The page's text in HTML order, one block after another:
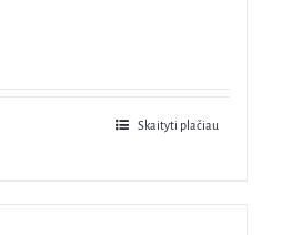
Skaityti plačiau